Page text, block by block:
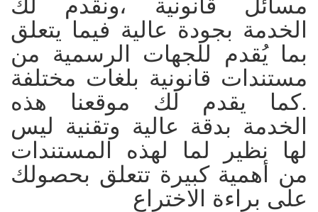
مسائل قانونية ،ونقدم لك
الخدمة بجودة عالية فيما يتعلق
بما يُقدم للجهات الرسمية من
مستندات قانونية بلغات مختلفة
.كما يقدم لك موقعنا هذه
الخدمة بدقة عالية وتقنية ليس
لها نظير لما لهذه المستندات
من أهمية كبيرة تتعلق بحصولك
على براءة الاختراع